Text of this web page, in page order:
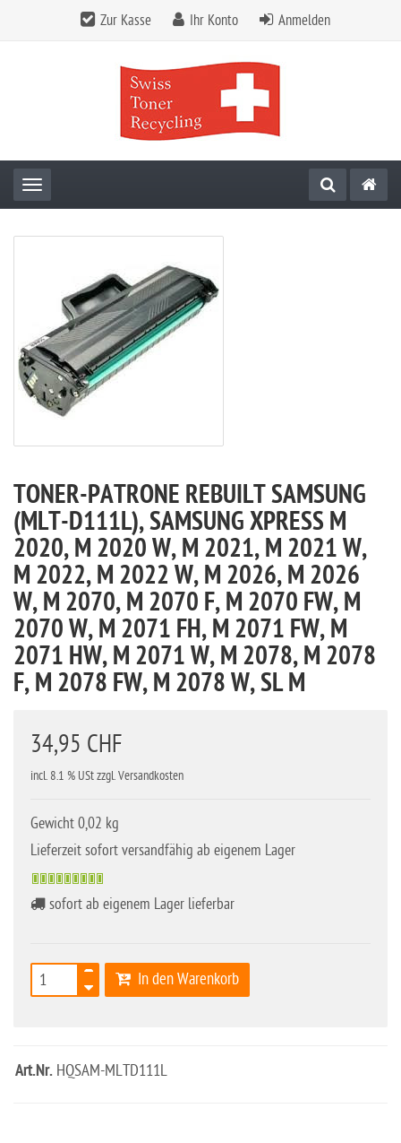
Zur Kasse Ihr Konto Anmelden
Toggle navigation
TONER-PATRONE REBUILT SAMSUNG
(MLT-D111L), SAMSUNG XPRESS M
2020, M 2020 W, M 2021, M 2021 W,
M 2022, M 2022 W, M 2026, M 2026
W, M 2070, M 2070 F, M 2070 FW, M
2070 W, M 2071 FH, M 2071 FW, M
2071 HW, M 2071 W, M 2078, M 2078
F, M 2078 FW, M 2078 W, SL M
34,95 CHF
incl. 8.1 % USt zzgl. Versandkosten
Gewicht 0,02 kg
Lieferzeit sofort versandfähig ab eigenem Lager
sofort ab eigenem Lager lieferbar
In den Warenkorb
Art.Nr. HQSAM-MLTD111L